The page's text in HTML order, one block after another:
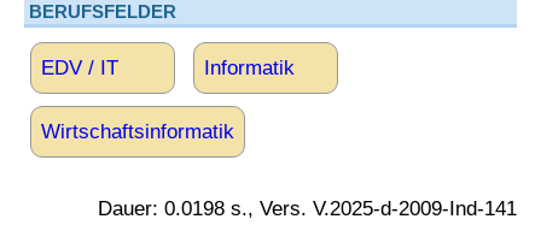
BERUFSFELDER
EDV / IT Informatik
Wirtschaftsinformatik
Dauer: 0.0198 s., Vers. V.2025-d-2009-Ind-141